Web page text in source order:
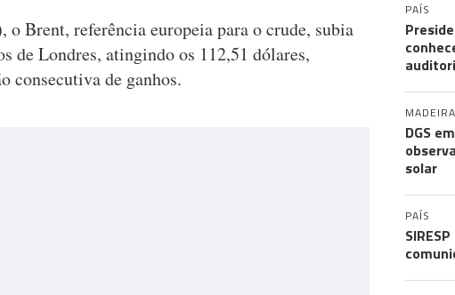
Brent, referência europeia para o crude, subia
de Londres, atingindo os 112,51 dólares,
consecutiva de ganhos.
PAÍS
MADEIRA
DGS
solar
PAÍS